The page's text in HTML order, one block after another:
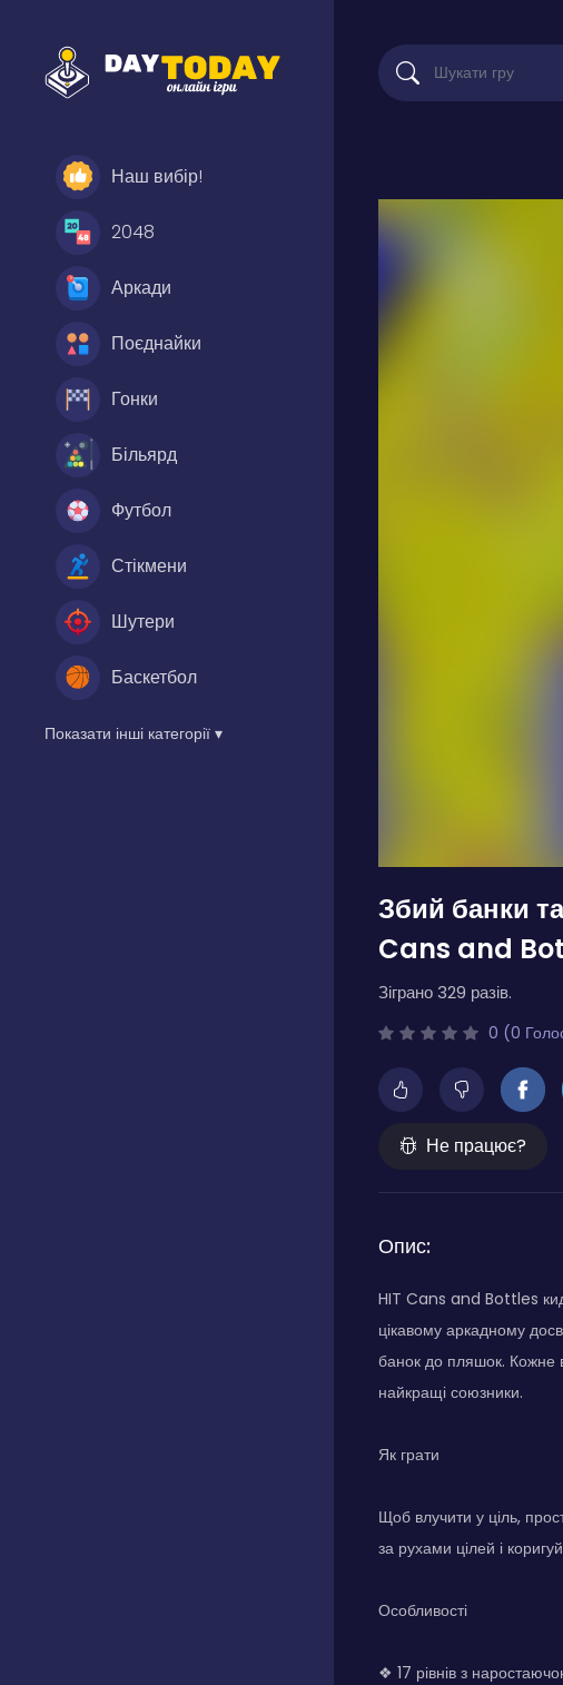
Наш вибір!
2048
Аркади
Поєднайки
Гонки
Більярд
Футбол
Стікмени
Шутери
Баскетбол
Показати інші категорії ▾
Збий банки
Cans and
Зіграно 329 разів.
0 (0
Не працює?
Опис:
HIT Cans and Bottles
цікавому аркадному
банок до пляшок. Кожне
найкращі союзники.
Як грати
Щоб влучити у ціль,
за рухами цілей і
Особливості
❖ 17 рівнів з